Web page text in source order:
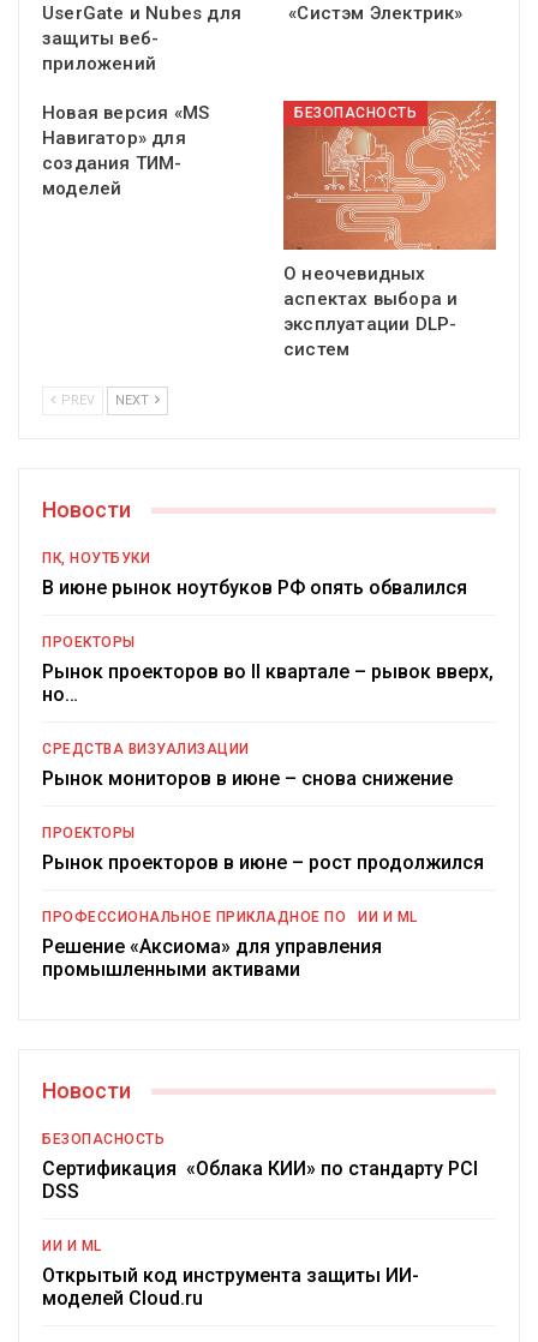
UserGate и Nubes для
защиты веб-
приложений
«Систэм Электрик»
Новая версия «MS
Навигатор» для
создания ТИМ-
моделей
БЕЗОПАСНОСТЬ
О неочевидных
аспектах выбора и
эксплуатации DLP-
систем
PREV NEXT
Новости
ПК, НОУТБУКИ
В июне рынок ноутбуков РФ опять обвалился
ПРОЕКТОРЫ
Рынок проекторов во II квартале – рывок вверх,
но…
СРЕДСТВА ВИЗУАЛИЗАЦИИ
Рынок мониторов в июне – снова снижение
ПРОЕКТОРЫ
Рынок проекторов в июне – рост продолжился
ПРОФЕССИОНАЛЬНОЕ ПРИКЛАДНОЕ ПО ИИ И ML
Решение «Аксиома» для управления
промышленными активами
Новости
БЕЗОПАСНОСТЬ
Сертификация «Облака КИИ» по стандарту PCI
DSS
ИИ И ML
Открытый код инструмента защиты ИИ-
моделей Cloud.ru